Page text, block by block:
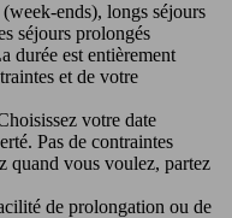
ends), longs séjours
séjours prolongés
durée est entièrement
et de votre
votre date
Pas de contraintes
quand vous voulez, partez
de prolongation ou de